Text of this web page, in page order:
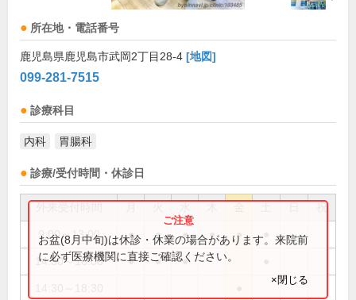
所在地・電話番号
鹿児島県鹿児島市武岡2丁目28-4 [地図]
099-281-7515
診療科目
内科 胃腸科
診療/受付時間・休診日
祝
9:00～13:00 ● ● ● ● ●
14:30～18:00 ● ● ●
お盆(8月中旬)は休診・休業の場合があります。来院前
に必ず医療機関に直接ご確認ください。
×閉じる